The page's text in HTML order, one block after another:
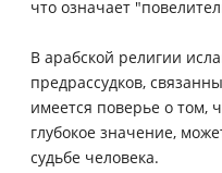
что означает
В арабской религии
предрассудков,
имеется поверье о
глубокое значение,
судьбе человека.